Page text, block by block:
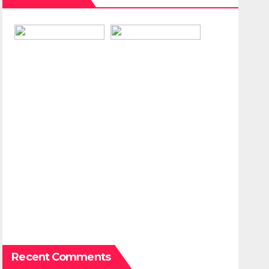
Recent Comments